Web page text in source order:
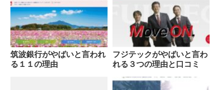
筑波銀行がやばいと言われ
る１１の理由
フジテックがやばいと言わ
れる３つの理由と口コミ